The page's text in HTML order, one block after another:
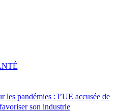
les pandémies : l’UE accusée de
son industrie